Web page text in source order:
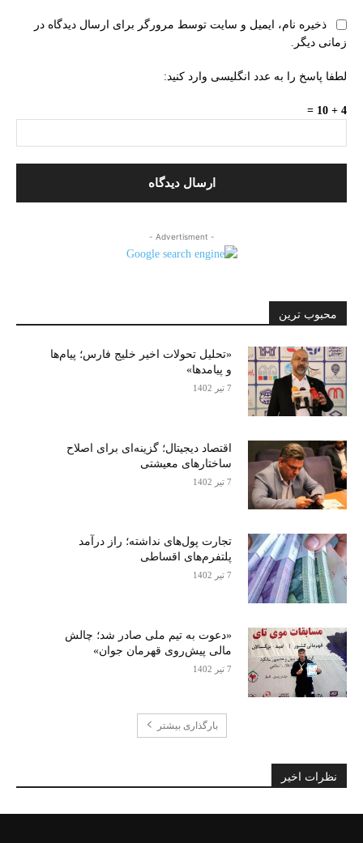
ذخیره نام، ایمیل و سایت توسط مرورگر برای ارسال دیدگاه در
زمانی دیگر.
لطفا پاسخ را به عدد انگلیسی وارد کنید:
4 + 10 =
- Advertisment -
محبوب ترین
«تحلیل تحولات اخیر خلیج فارس؛ پیام‌ها
و پیامدها»
7 تیر 1402
اقتصاد دیجیتال؛ گزینه‌ای برای اصلاح
ساختارهای معیشتی
7 تیر 1402
تجارت پول‌های نداشته؛ راز درآمد
پلتفرم‌های اقساطی
7 تیر 1402
«دعوت به تیم ملی صادر شد؛ چالش
مالی پیش‌روی قهرمان جوان»
7 تیر 1402
بارگذاری بیشتر
نظرات اخیر